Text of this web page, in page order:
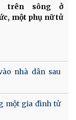
trên sông ở
một phụ nữ tử
nhà dân sau
một gia đình tử